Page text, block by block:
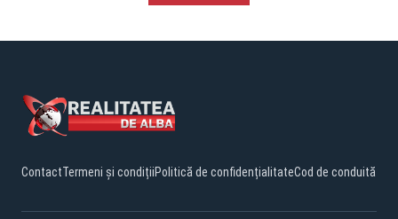
ContactTermeni și condițiiPolitică de confidențialitateCod de conduită